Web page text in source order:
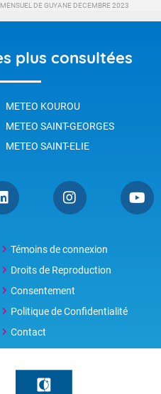
DE GUYANE DECEMBRE 2023
plus consultées
METEO KOUROU
METEO SAINT-GEORGES
METEO SAINT-ELIE
Témoins de connexion
Droits de Reproduction
Consentement
Politique de Confidentialité
Contact